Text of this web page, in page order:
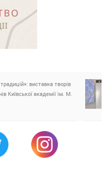
виставка творів
Київської академії ім. М.